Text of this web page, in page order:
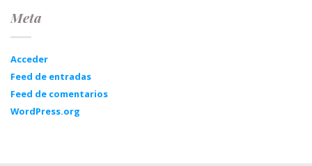
Meta
Acceder
Feed de entradas
Feed de comentarios
WordPress.org